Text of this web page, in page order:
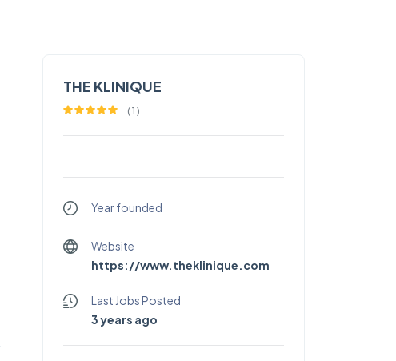
THE KLINIQUE
(1 )
Year founded
Website
https://www.theklinique.com
Last Jobs Posted
3 years ago